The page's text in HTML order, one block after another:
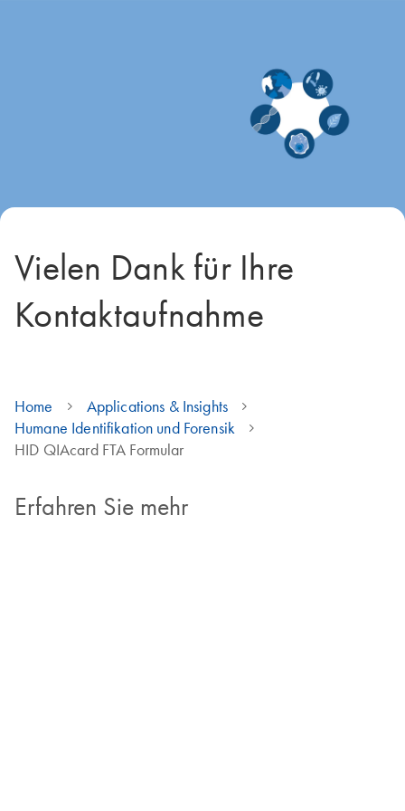
Vielen Dank für Ihre
Kontaktaufnahme
Home
Applications & Insights
Humane Identifikation und Forensik
HID QIAcard FTA Formular
Erfahren Sie mehr